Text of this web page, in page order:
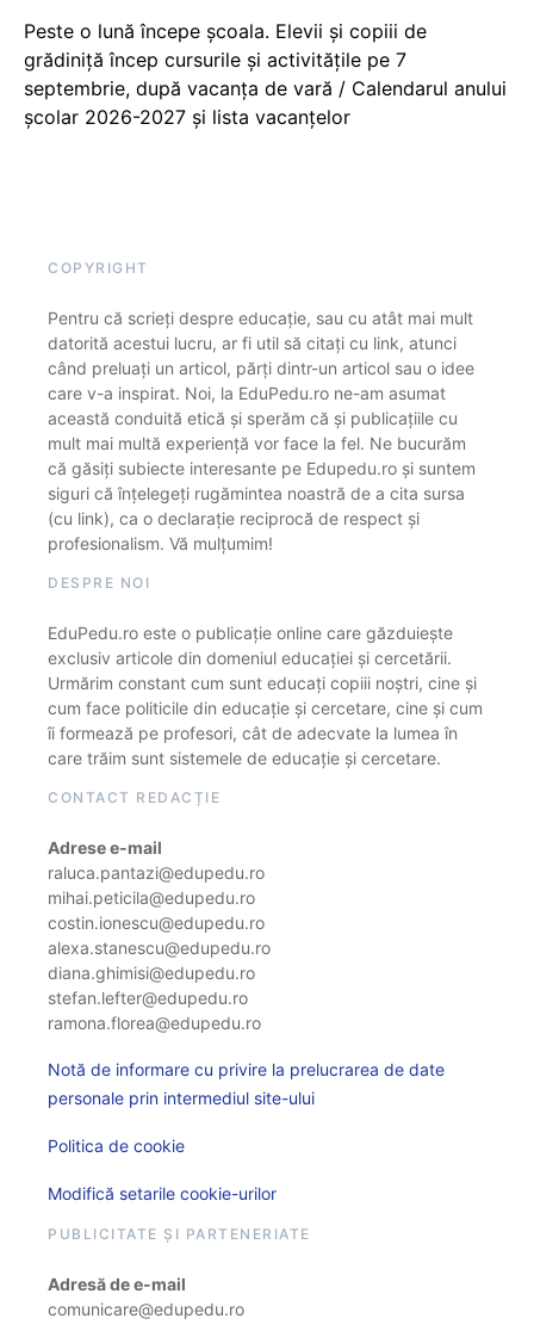
Peste o lună începe școala. Elevii și copiii de
grădiniță încep cursurile și activitățile pe 7
septembrie, după vacanța de vară / Calendarul anului
școlar 2026-2027 și lista vacanțelor
COPYRIGHT
Pentru că scrieți despre educație, sau cu atât mai mult
datorită acestui lucru, ar fi util să citați cu link, atunci
când preluați un articol, părți dintr-un articol sau o idee
care v-a inspirat. Noi, la EduPedu.ro ne-am asumat
această conduită etică și sperăm că și publicațiile cu
mult mai multă experiență vor face la fel. Ne bucurăm
că găsiți subiecte interesante pe Edupedu.ro și suntem
siguri că înțelegeți rugămintea noastră de a cita sursa
(cu link), ca o declarație reciprocă de respect și
profesionalism. Vă mulțumim!
DESPRE NOI
EduPedu.ro este o publicație online care găzduiește
exclusiv articole din domeniul educației și cercetării.
Urmărim constant cum sunt educați copiii noștri, cine și
cum face politicile din educație și cercetare, cine și cum
îi formează pe profesori, cât de adecvate la lumea în
care trăim sunt sistemele de educație și cercetare.
CONTACT REDACȚIE
Adrese e-mail
raluca.pantazi@edupedu.ro
mihai.peticila@edupedu.ro
costin.ionescu@edupedu.ro
alexa.stanescu@edupedu.ro
diana.ghimisi@edupedu.ro
stefan.lefter@edupedu.ro
ramona.florea@edupedu.ro
Notă de informare cu privire la prelucrarea de date
personale prin intermediul site-ului
Politica de cookie
Modifică setarile cookie-urilor
PUBLICITATE ȘI PARTENERIATE
Adresă de e-mail
comunicare@edupedu.ro